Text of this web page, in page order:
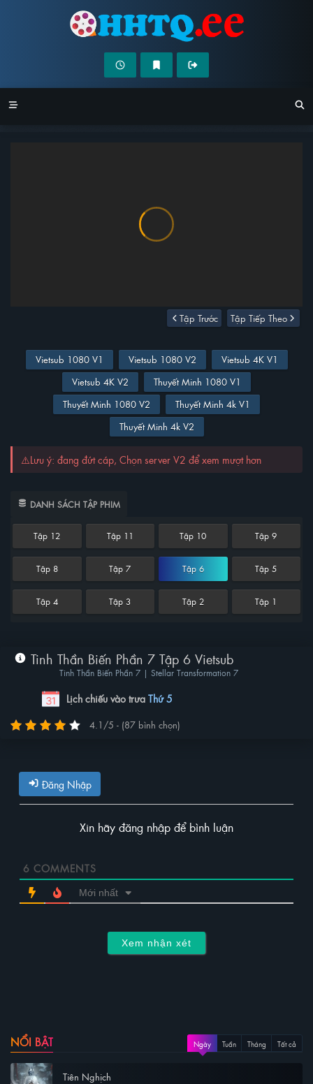
Tập Trước Tập Tiếp Theo
Vietsub 1080 V1 Vietsub 1080 V2
Vietsub 4K V1
Vietsub 4K V2
Thuyết Minh 1080 V1
Thuyết Minh 1080 V2
Thuyết Minh 4k V1
Thuyết Minh 4k V2
⚠️Lưu ý: đang đứt cáp, Chọn server V2 để xem mượt hơn
DANH SÁCH TẬP PHIM
Tập 12 Tập 11 Tập 10 Tập 9
Tập 8 Tập 7 Tập 6 Tập 5
Tập 4 Tập 3 Tập 2 Tập 1
Tinh Thần Biến Phần 7 Tập 6 Vietsub
Tinh Thần Biến Phần 7 | Stellar Transformation 7
Lịch chiếu vào trưa Thứ 5
4.1/5 - (87 bình chọn)
Đăng Nhập
Xin hãy đăng nhập để bình luận
6 COMMENTS
Mới nhất
Xem nhận xét
NỔI BẬT Ngày Tuần Tháng Tất cả
Tiên Nghịch